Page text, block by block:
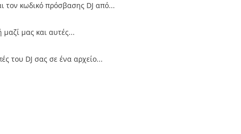
τον κωδικό πρόσβασης DJ από...
μαζί μας και αυτές...
του DJ σας σε ένα αρχείο...